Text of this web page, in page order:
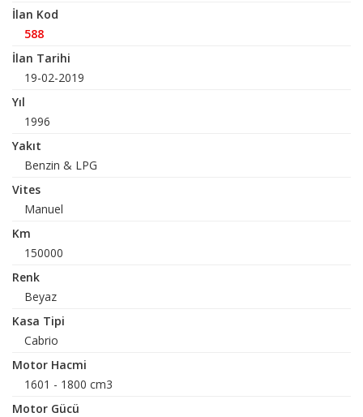
İlan Kod
588
İlan Tarihi
19-02-2019
Yıl
1996
Yakıt
Benzin & LPG
Vites
Manuel
Km
150000
Renk
Beyaz
Kasa Tipi
Cabrio
Motor Hacmi
1601 - 1800 cm3
Motor Gücü